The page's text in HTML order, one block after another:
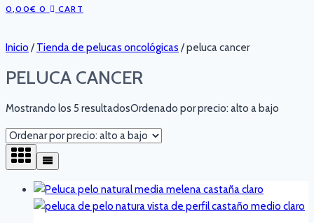
0,00€ 0 CART
Inicio / Tienda de pelucas oncológicas /peluca cancer
PELUCA CANCER
Mostrando los 5 resultadosOrdenado por precio: alto a bajo